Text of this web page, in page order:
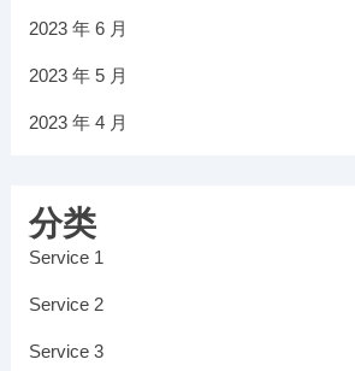
2023 年 6 月
2023 年 5 月
2023 年 4 月
分类
Service 1
Service 2
Service 3